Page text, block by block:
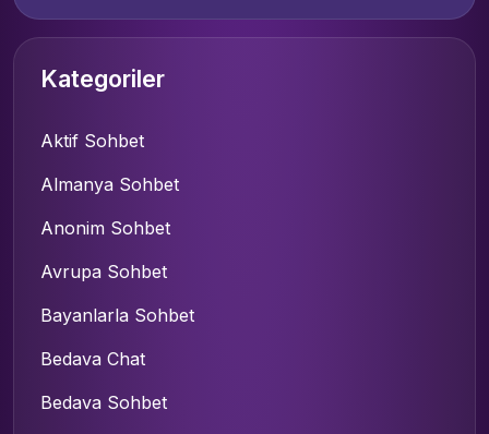
Kategoriler
Aktif Sohbet
Almanya Sohbet
Anonim Sohbet
Avrupa Sohbet
Bayanlarla Sohbet
Bedava Chat
Bedava Sohbet